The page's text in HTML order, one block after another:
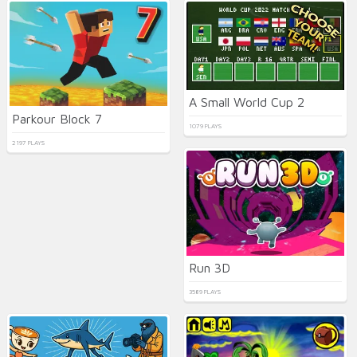
Parkour Block 7
2197 PLAYS
A Small World Cup 2
1079 PLAYS
Run 3D
3589 PLAYS